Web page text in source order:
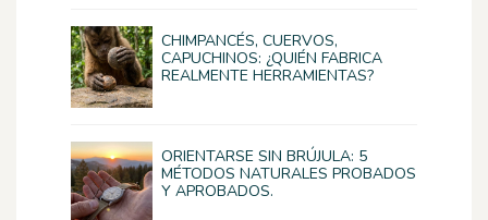
CHIMPANCÉS, CUERVOS,
CAPUCHINOS: ¿QUIÉN FABRICA
REALMENTE HERRAMIENTAS?
ORIENTARSE SIN BRÚJULA: 5
MÉTODOS NATURALES PROBADOS
Y APROBADOS.